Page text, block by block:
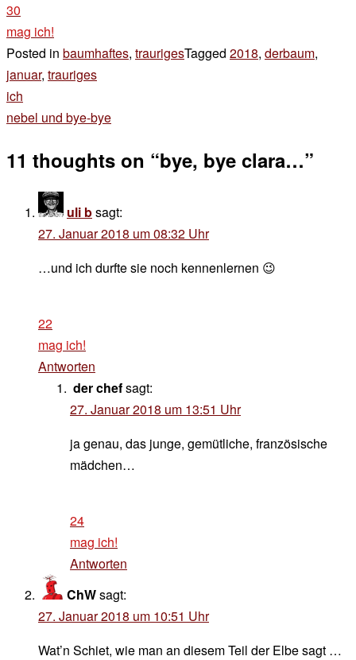
30
mag ich!
Posted in baumhaftes, traurigesTagged 2018, derbaum,
januar, trauriges
Beitragsnavigation
ich
nebel und bye-bye
11 thoughts on “bye, bye clara…”
uli bsagt:
27. Januar 2018 um 08:32 Uhr
…und ich durfte sie noch kennenlernen 😉
22
mag ich!
Antworten
der chefsagt:
27. Januar 2018 um 13:51 Uhr
ja genau, das junge, gemütliche, französische
mädchen…
24
mag ich!
Antworten
ChWsagt:
27. Januar 2018 um 10:51 Uhr
Wat’n Schiet, wie man an diesem Teil der Elbe sagt …